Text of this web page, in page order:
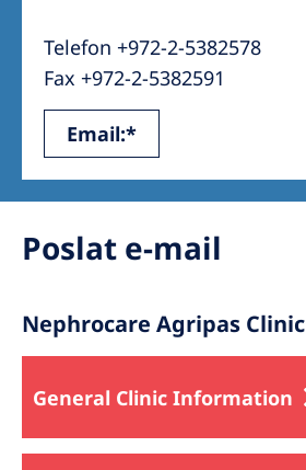
Philippines
North America
United States of America
Global Website
Telefon +972-2-5382578
Fax +972-2-5382591
Email:*
Poslat e-mail
Nephrocare Agripas Clinic
General Clinic Information